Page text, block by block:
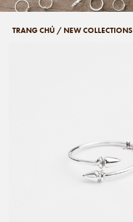
TRANG CHỦ / NEW COLLECTIONS